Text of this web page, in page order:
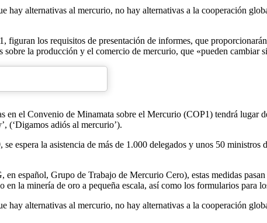
alternativas al mercurio, no hay alternativas a la cooperación
figuran los requisitos de presentación de informes, que
la producción y el comercio de mercurio, que «pueden cambiar
en el Convenio de Minamata sobre el Mercurio (COP1) tendrá lugar
(‘Digamos adiós al mercurio’).
espera la asistencia de más de 1.000 delegados y unos 50
español, Grupo de Trabajo de Mercurio Cero), estas medidas
la minería de oro a pequeña escala, así como los formularios para
alternativas al mercurio, no hay alternativas a la cooperación